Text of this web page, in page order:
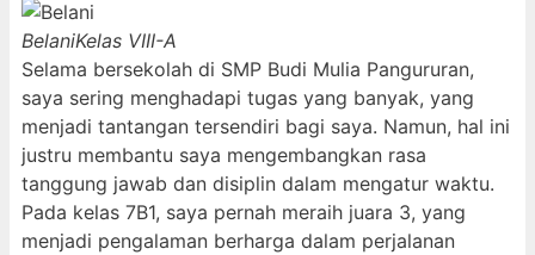
BelaniKelas VIII-A
Selama bersekolah di SMP Budi Mulia Pangururan,
saya sering menghadapi tugas yang banyak, yang
menjadi tantangan tersendiri bagi saya. Namun, hal ini
justru membantu saya mengembangkan rasa
tanggung jawab dan disiplin dalam mengatur waktu.
Pada kelas 7B1, saya pernah meraih juara 3, yang
menjadi pengalaman berharga dalam perjalanan